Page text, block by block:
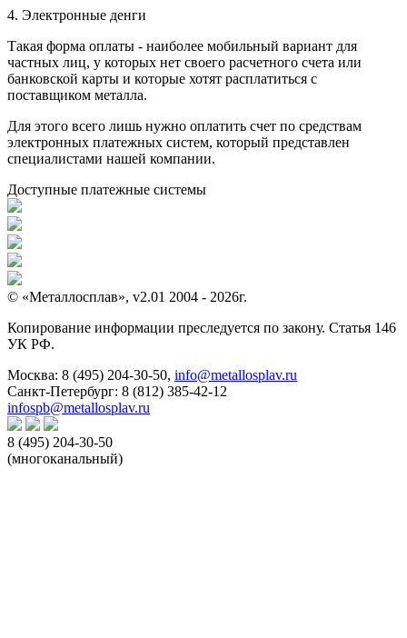
4. Электронные денги
Такая форма оплаты - наиболее мобильный вариант для
частных лиц, у которых нет своего расчетного счета или
банковской карты и которые хотят расплатиться с
поставщиком металла.
Для этого всего лишь нужно оплатить счет по средствам
электронных платежных систем, который представлен
специалистами нашей компании.
Доступные платежные системы
© «Металлосплав», v2.01 2004 - 2026г.
Копирование информации преследуется по закону. Статья 146
УК РФ.
Москва: 8 (495) 204-30-50, info@metallosplav.ru
Санкт-Петербург: 8 (812) 385-42-12
infospb@metallosplav.ru
8 (495) 204-30-50
(многоканальный)